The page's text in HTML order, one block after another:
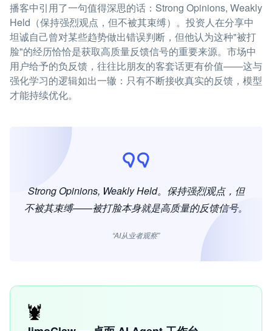
播客中引用了一句值得深思的话：Strong Opinions, Weakly
Held（保持强烈观点，但不被其束缚）。投资人在分享中
坦诚自己曾对某些趋势做出错误判断，但他认为这种"被打
脸"的经历恰恰是获取高质量反馈信号的重要来源。市场中
用户给予的负反馈，往往比朋友的客套话更有价值——这与
强化学习的逻辑如出一辙：只有不断接收真实的反馈，模型
才能持续优化。
Strong Opinions, Weakly Held。保持强烈观点，但
不被其束缚——被打脸本身就是高质量的反馈信号。
“AI从业者观察”
🦞